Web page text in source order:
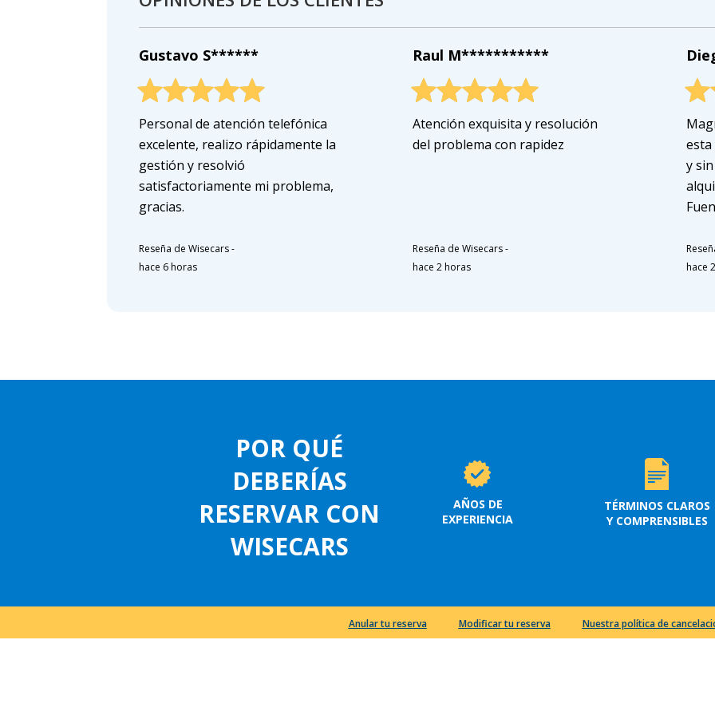
Gustavo S******
Personal de atención telefónica
excelente, realizo rápidamente la
gestión y resolvió
satisfactoriamente mi problema,
gracias.
Reseña de Wisecars-
hace 6 horas
Raul M***********
Atención exquisita y resolución
del problema con rapidez
Reseña de Wisecars-
hace 2 horas
esta
y
hace
POR QUÉ
DEBERÍAS
RESERVAR CON
WISECARS
AÑOS DE
EXPERIENCIA
TÉRMINOS CLAROS
Y COMPRENSIBLES
Anular tu reserva Modificar tu reserva Nuestra política de